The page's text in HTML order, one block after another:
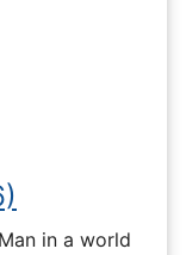
in a world